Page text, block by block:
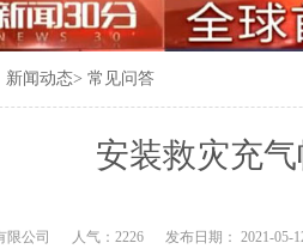
新闻动态> 常见问答
安装救灾充
限公司 人气：2226 发布日期： 2021-05-